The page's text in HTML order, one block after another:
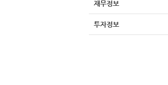
재무정보
투자정보